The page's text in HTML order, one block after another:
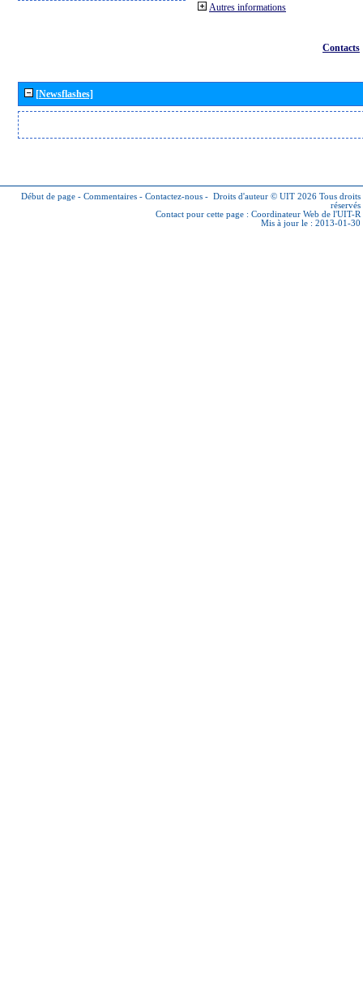
Autres informations
Contacts
[Newsflashes]
Début de page - Commentaires - Contactez-nous - Droits d'auteur © UIT 2026 Tous droits
réservés
Contact pour cette page : Coordinateur Web de l'UIT-R
Mis à jour le : 2013-01-30